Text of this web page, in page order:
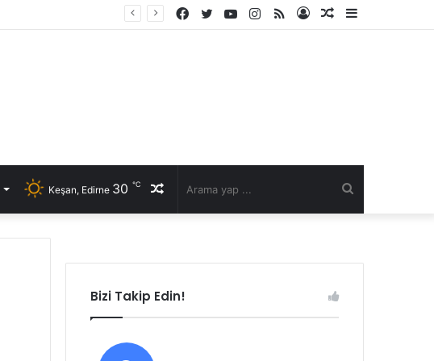
Rastgele
Kayıt
RSS
Instagram
YouTube
Twitter
Facebook
Rastgele
Keşan, Edirne 30 ℃
Bizi Takip Edin!